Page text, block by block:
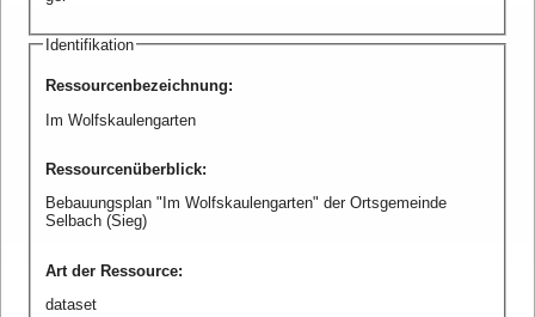
Identifikation
Ressourcenbezeichnung:
Im Wolfskaulengarten
Ressourcenüberblick:
Bebauungsplan "Im Wolfskaulengarten" der Ortsgemeinde
Selbach (Sieg)
Art der Ressource:
dataset